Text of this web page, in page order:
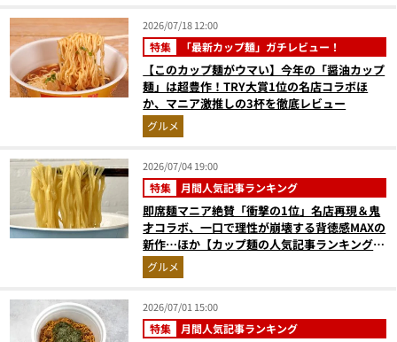
2026/07/18 12:00
特集 「最新カップ麺」ガチレビュー！
【このカップ麺がウマい】今年の「醤油カップ
麺」は超豊作！TRY大賞1位の名店コラボほ
か、マニア激推しの3杯を徹底レビュー
グルメ
2026/07/04 19:00
特集 月間人気記事ランキング
即席麺マニア絶賛「衝撃の1位」名店再現＆鬼
才コラボ、一口で理性が崩壊する背徳感MAXの
新作…ほか【カップ麺の人気記事ランキングベ
スト3】（2026年5月版）
グルメ
2026/07/01 15:00
特集 月間人気記事ランキング